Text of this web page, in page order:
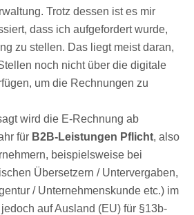
Trotz dessen ist es mir
dass ich aufgefordert wurde,
zu stellen. Das liegt meist daran,
noch nicht über die digitale
um die Rechnungen zu
wird die E-Rechnung ab
für B2B-Leistungen Pflicht, also
beispielsweise bei
Übersetzern / Untervergaben,
/ Unternehmenskunde etc.) im
auf Ausland (EU) für §13b-